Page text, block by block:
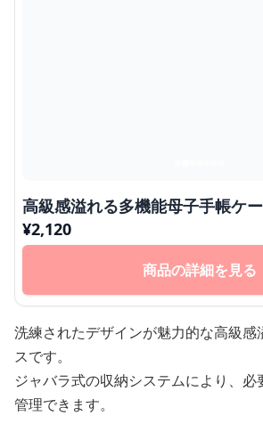
高級感溢れる多機能母子手帳ケ
¥2,120
商品の詳細を見る
洗練されたデザインが魅力的な高級感
スです。
ジャバラ式の収納システムにより、
管理できます。